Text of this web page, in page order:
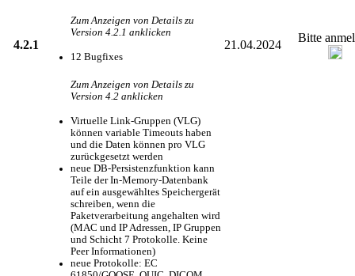
4.2.1
Zum Anzeigen von Details zu
Version 4.2.1 anklicken
12 Bugfixes
21.04.2024
Bitte
Zum Anzeigen von Details zu
Version 4.2 anklicken
Virtuelle Link-Gruppen (VLG)
können variable Timeouts haben
und die Daten können pro VLG
zurückgesetzt werden
neue DB-Persistenzfunktion kann
Teile der In-Memory-Datenbank
auf ein ausgewähltes Speichergerät
schreiben, wenn die
Paketverarbeitung angehalten wird
(MAC und IP Adressen, IP Gruppen
und Schicht 7 Protokolle. Keine
Peer Informationen)
neue Protokolle: EC